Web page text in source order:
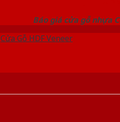
Báo giá cửa gỗ nhựa
Cửa Gỗ HDF Veneer